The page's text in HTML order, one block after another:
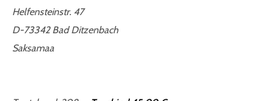
Helfensteinstr. 47
D-73342 Bad Ditzenbach
Saksamaa